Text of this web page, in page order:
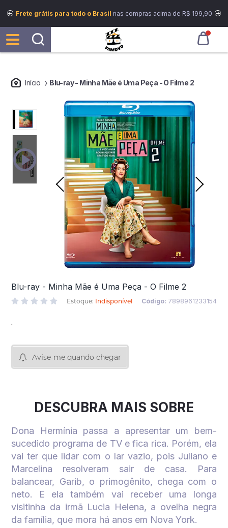
Frete grátis para todo o Brasil nas compras acima de R$ 199,90
Início Blu-ray - Minha Mãe é Uma Peça - O Filme 2
Blu-ray - Minha Mãe é Uma Peça - O Filme 2
Estoque: Indisponível Código: 7898961233154
.
Avise-me quando chegar
DESCUBRA MAIS SOBRE
Dona Hermínia passa a apresentar um bem-
sucedido programa de TV e fica rica. Porém, ela
vai ter que lidar com o lar vazio, pois Juliano e
Marcelina resolveram sair de casa. Para
balancear, Garib, o primogênito, chega com o
neto. E ela também vai receber uma longa
visitinha da irmã Lucia Helena, a ovelha negra
da família, que mora há anos em Nova York.